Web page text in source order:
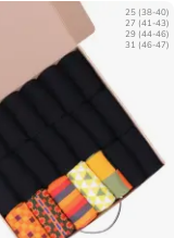
25 (38-40)
27 (41-43)
29 (44-46)
31 (46-47)